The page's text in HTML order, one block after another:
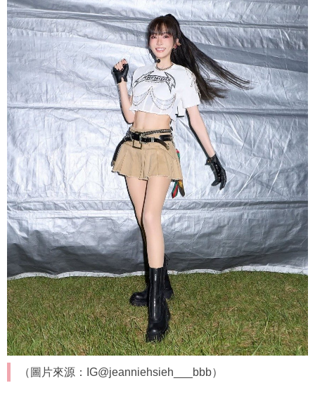
（圖片來源：IG@jeanniehsieh___bbb）